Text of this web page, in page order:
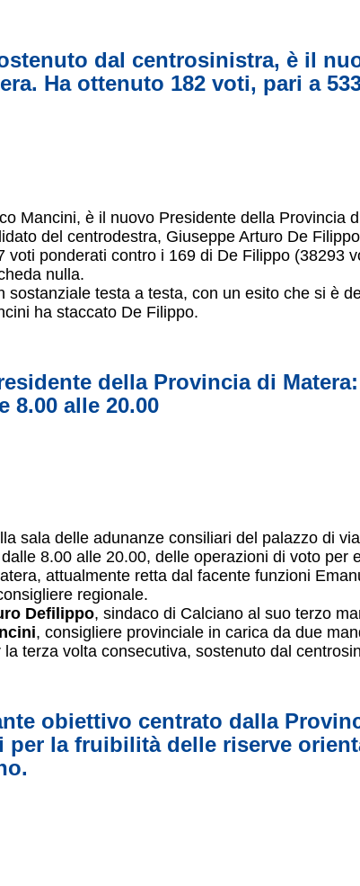
dal centrosinistra, è il
Ha ottenuto 182 voti, pari a
Mancini, è il nuovo Presidente della Provincia
del centrodestra, Giuseppe Arturo De
voti ponderati contro i 169 di De Filippo (38293
nulla.
sostanziale testa a testa, con un esito che si è
ha staccato De Filippo.
della Provincia di
8.00 alle 20.00
sala delle adunanze consiliari del palazzo di
8.00 alle 20.00, delle operazioni di voto per
attualmente retta dal facente funzioni
regionale.
Defilippo, sindaco di Calciano al suo terzo
, consigliere provinciale in carica da due
terza volta consecutiva, sostenuto dal
obiettivo centrato dalla
la fruibilità delle riserve